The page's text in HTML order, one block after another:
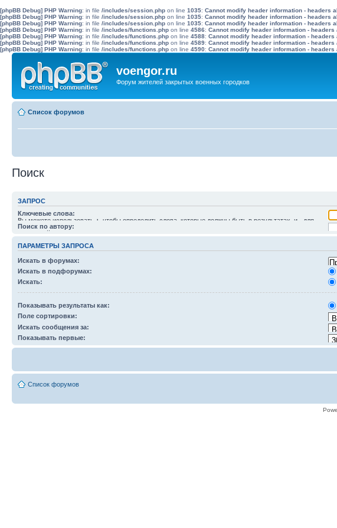
[phpBB Debug] PHP Warning: in file /includes/session.php on line 1035: Cannot modify header information - headers
[phpBB Debug] PHP Warning: in file /includes/session.php on line 1035: Cannot modify header information - headers
[phpBB Debug] PHP Warning: in file /includes/session.php on line 1035: Cannot modify header information - headers
[phpBB Debug] PHP Warning: in file /includes/functions.php on line 4586: Cannot modify header information -
[phpBB Debug] PHP Warning: in file /includes/functions.php on line 4588: Cannot modify header information -
[phpBB Debug] PHP Warning: in file /includes/functions.php on line 4589: Cannot modify header information -
[phpBB Debug] PHP Warning: in file /includes/functions.php on line 4590: Cannot modify header information -
voengor.ru
Форум жителей закрытых военных городков
Список форумов
Поиск
ЗАПРОС
Ключевые слова:
Вы можете использовать
+ , чтобы определить слова, которые должны быть в результатах, и
для
слов, которых в результатах быть не должно. Вы можете разделить слова символом
Поиск по автору:
Используйте * в качестве шаблона.
ПАРАМЕТРЫ ЗАПРОСА
Искать в форумах:
Выберите форум или форумы, в которых будет произведён поиск. Поиск в подфорумах
производится автоматически, если вы не отключили соответствующую опцию ниже.
Искать в подфорумах:
Искать:
Показывать результаты как:
Поле сортировки:
Искать сообщения за:
Показывать первые:
Список форумов